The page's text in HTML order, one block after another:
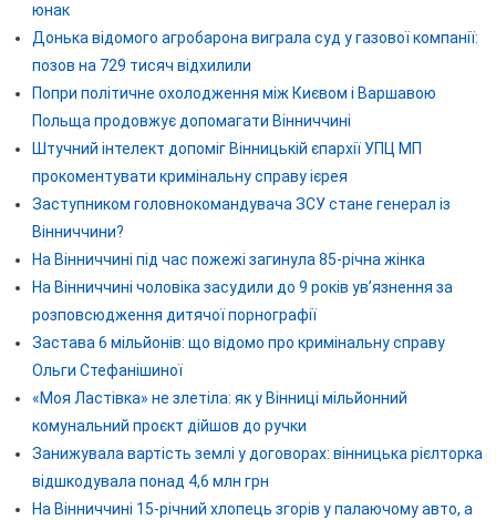
юнак
Донька відомого агробарона виграла суд у газової компанії:
позов на 729 тисяч відхилили
Попри політичне охолодження між Києвом і Варшавою
Польща продовжує допомагати Вінниччині
Штучний інтелект допоміг Вінницькій єпархії УПЦ МП
прокоментувати кримінальну справу ієрея
Заступником головнокомандувача ЗСУ стане генерал із
Вінниччини?
На Вінниччині під час пожежі загинула 85-річна жінка
На Вінниччині чоловіка засудили до 9 років ув’язнення за
розповсюдження дитячої порнографії
Застава 6 мільйонів: що відомо про кримінальну справу
Ольги Стефанішиної
«Моя Ластівка» не злетіла: як у Вінниці мільйонний
комунальний проєкт дійшов до ручки
Занижувала вартість землі у договорах: вінницька рієлторка
відшкодувала понад 4,6 млн грн
На Вінниччині 15-річний хлопець згорів у палаючому авто, а